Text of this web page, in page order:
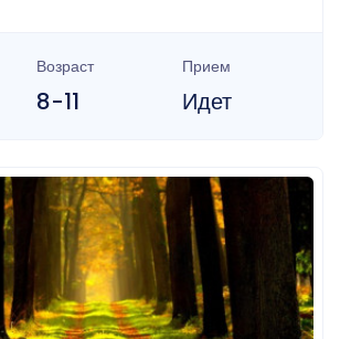
Возраст
8-11
Прием
Идет